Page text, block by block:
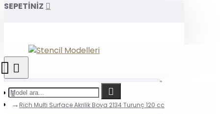
SEPETİNİZ
Rich Multi Surface Akrilik Boya 2134 Turunç 120 cc